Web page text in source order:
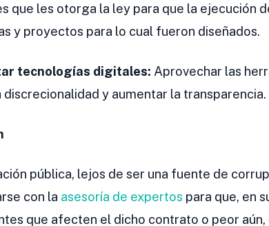
que les otorga la ley para que la ejecución
y proyectos para lo cual fueron diseñados.
tecnologías digitales: Aprovechar las
discrecionalidad y aumentar la transparencia.
pública, lejos de ser una fuente de
con la asesoría de expertos para que, en
que afecten el dicho contrato o peor aún,